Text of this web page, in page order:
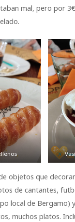
mal, pero por
objetos que
de cantantes,
local de Bergamo)
muchos platos.